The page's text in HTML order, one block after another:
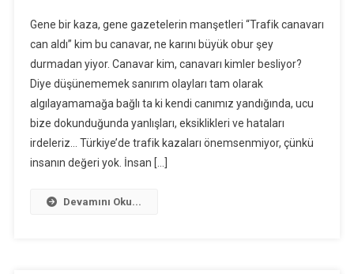
Gene bir kaza, gene gazetelerin manşetleri “Trafik canavarı
can aldı” kim bu canavar, ne karını büyük obur şey
durmadan yiyor. Canavar kim, canavarı kimler besliyor?
Diye düşünememek sanırım olayları tam olarak
algılayamamağa bağlı ta ki kendi canımız yandığında, ucu
bize dokunduğunda yanlışları, eksiklikleri ve hataları
irdeleriz… Türkiye’de trafik kazaları önemsenmiyor, çünkü
insanın değeri yok. İnsan […]
Devamını Oku...